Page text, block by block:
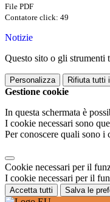
File PDF
Contatore click: 49
Notizie
Questo sito o gli strumenti
Personalizza Rifiuta tutti
Gestione cookie
In questa schermata è
I cookie necessari sono
Per conoscere quali sono i
Cookie necessari per il
I cookie necessari per il
Accetta tutti Salva le